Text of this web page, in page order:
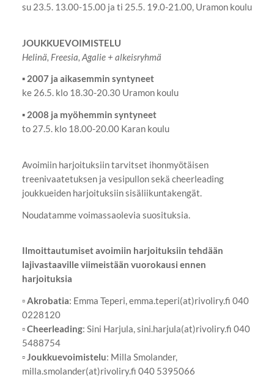
su 23.5. 13.00-15.00 ja ti 25.5. 19.0-21.00, Uramon koulu
JOUKKUEVOIMISTELU
Helinä, Freesia, Agalie + alkeisryhmä
▪ 2007 ja aikasemmin syntyneet
ke 26.5. klo 18.30-20.30 Uramon koulu
▪ 2008 ja myöhemmin syntyneet
to 27.5. klo 18.00-20.00 Karan koulu
Avoimiin harjoituksiin tarvitset ihonmyötäisen
treenivaatetuksen ja vesipullon sekä cheerleading
joukkueiden harjoituksiin sisäliikuntakengät.
Noudatamme voimassaolevia suosituksia.
Ilmoittautumiset avoimiin harjoituksiin tehdään
lajivastaaville viimeistään vuorokausi ennen
harjoituksia
▫Akrobatia: Emma Teperi, emma.teperi(at)rivoliry.fi 040
0228120
▫Cheerleading: Sini Harjula, sini.harjula(at)rivoliry.fi 040
5488754
▫Joukkuevoimistelu: Milla Smolander,
milla.smolander(at)rivoliry.fi 040 5395066